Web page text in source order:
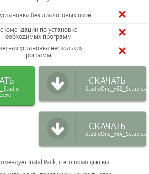
без диалоговых окон
по установке
необходимых программ
установка нескольких
программ
СКАЧАТЬ
StudioOne_x32_Setup.exe
СКАЧАТЬ
StudioOne_x64_Setup.exe
InstallPack, с его помощью вы